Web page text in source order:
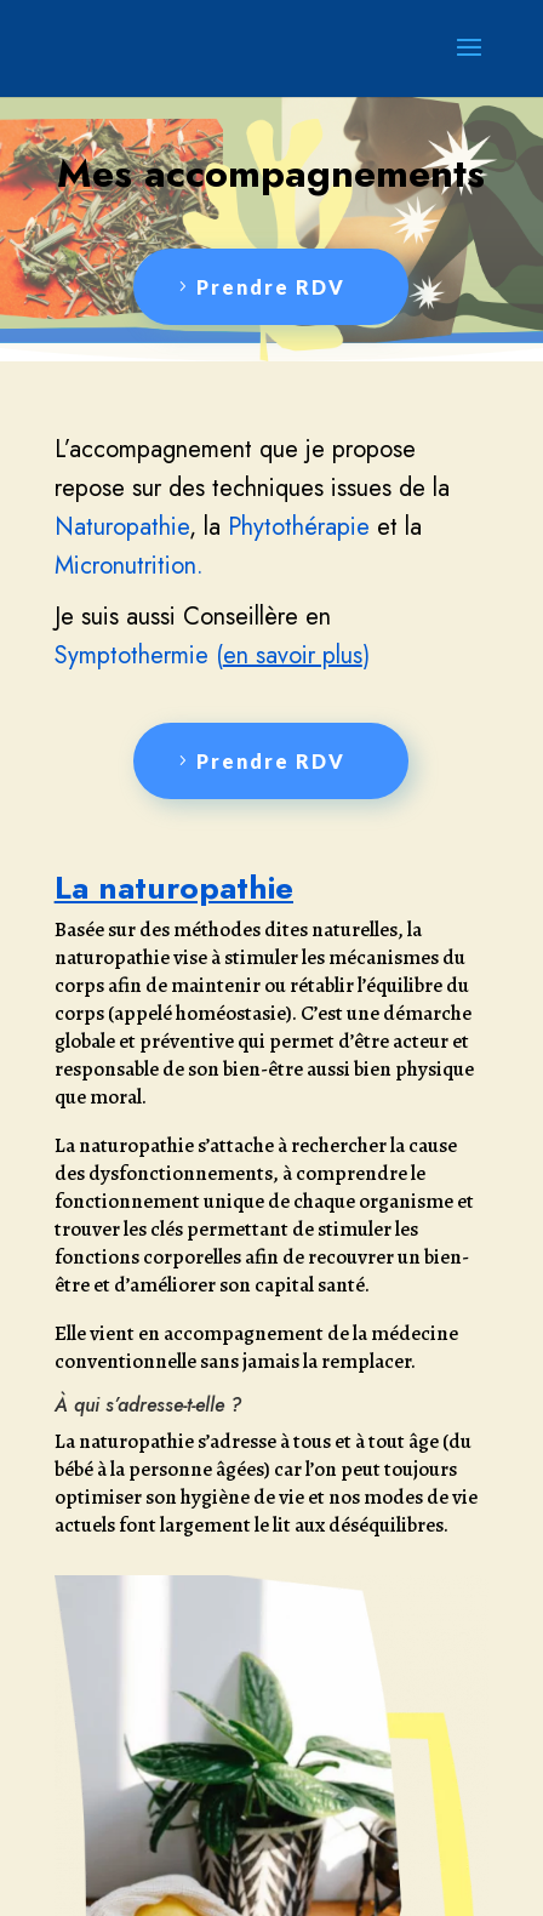
Mes accompagnements
Prendre RDV
L’accompagnement que je propose
repose sur des techniques issues de la
Naturopathie, la Phytothérapie et la
Micronutrition.
Je suis aussi Conseillère en
Symptothermie (en savoir plus)
Prendre RDV
La naturopathie
Basée sur des méthodes dites naturelles, la
naturopathie vise à stimuler les mécanismes du
corps afin de maintenir ou rétablir l’équilibre du
corps (appelé homéostasie). C’est une démarche
globale et préventive qui permet d’être acteur et
responsable de son bien-être aussi bien physique
que moral.
La naturopathie s’attache à rechercher la cause
des dysfonctionnements, à comprendre le
fonctionnement unique de chaque organisme et
trouver les clés permettant de stimuler les
fonctions corporelles afin de recouvrer un bien-
être et d’améliorer son capital santé.
Elle vient en accompagnement de la médecine
conventionnelle sans jamais la remplacer.
À qui s’adresse-t-elle ?
La naturopathie s’adresse à tous et à tout âge (du
bébé à la personne âgées) car l’on peut toujours
optimiser son hygiène de vie et nos modes de vie
actuels font largement le lit aux déséquilibres.